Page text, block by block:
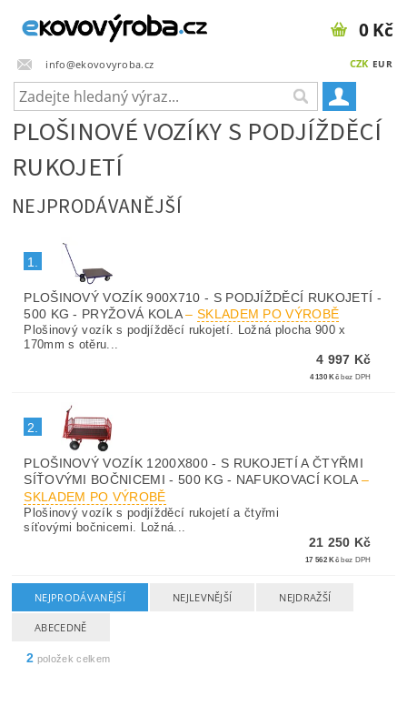
info@ekovovyroba.cz CZK EUR
0 Kč
PLOŠINOVÉ VOZÍKY S PODJÍŽDĚCÍ
RUKOJETÍ
NEJPRODÁVANĚJŠÍ
1.
PLOŠINOVÝ VOZÍK 900X710 - S PODJÍŽDĚCÍ RUKOJETÍ -
500 KG - PRYŽOVÁ KOLA– SKLADEM PO VÝROBĚ
Plošinový vozík s podjížděcí rukojetí. Ložná plocha 900 x
170mm s otěru...
4 997 Kč
4 130 Kč bez DPH
2.
PLOŠINOVÝ VOZÍK 1200X800 - S RUKOJETÍ A ČTYŘMI
SÍŤOVÝMI BOČNICEMI - 500 KG - NAFUKOVACÍ KOLA –
SKLADEM PO VÝROBĚ
Plošinový vozík s podjížděcí rukojetí a čtyřmi
síťovými bočnicemi. Ložná...
21 250 Kč
17 562 Kč bez DPH
NEJPRODÁVANĚJŠÍ NEJLEVNĚJŠÍ NEJDRAŽŠÍ
ABECEDNĚ
2 položek celkem